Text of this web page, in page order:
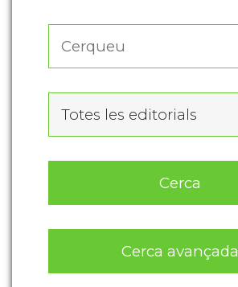
Totes les editorials
Cerca
Cerca avançada